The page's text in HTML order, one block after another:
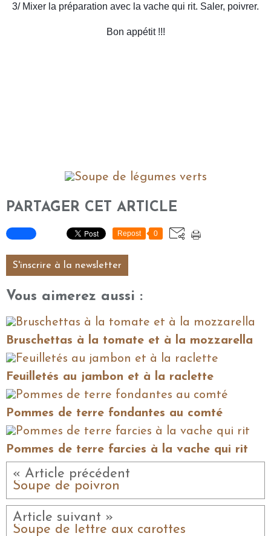
3/ Mixer la préparation avec la vache qui rit. Saler, poivrer.
Bon appétit !!!
PARTAGER CET ARTICLE
Repost 0
S'inscrire à la newsletter
Vous aimerez aussi :
Bruschettas à la tomate et à la mozzarella
Feuilletés au jambon et à la raclette
Pommes de terre fondantes au comté
Pommes de terre farcies à la vache qui rit
« Article précédent
Soupe de poivron
Article suivant »
Soupe de lettre aux carottes